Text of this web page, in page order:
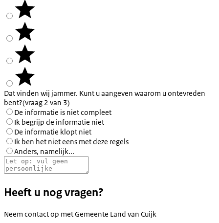
Dat vinden wij jammer. Kunt u aangeven waarom u ontevreden
bent?(vraag 2 van 3)
De informatie is niet compleet
Ik begrijp de informatie niet
De informatie klopt niet
Ik ben het niet eens met deze regels
Anders, namelijk...
Heeft u nog vragen?
Neem contact op metGemeente Land van Cuijk